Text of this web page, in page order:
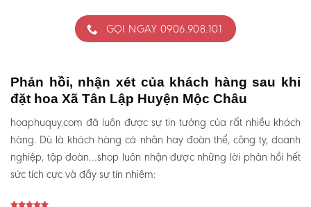
GỌI NGAY 0906.908.101
Phản hồi, nhận xét của khách hàng sau khi
đặt hoa Xã Tân Lập Huyện Mộc Châu
hoaphuquy.com đã luôn được sự tin tưởng của rất nhiều khách
hàng. Dù là khách hàng cá nhân hay đoàn thể, công ty, doanh
nghiệp, tập đoàn…shop luôn nhận được những lời phản hồi hết
sức tích cực và đầy sự tín nhiệm: